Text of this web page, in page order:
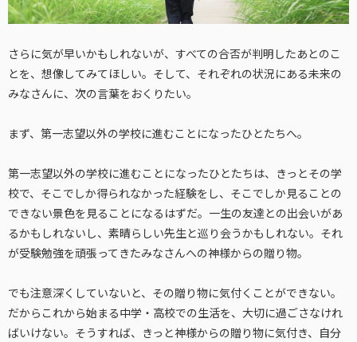
さらに気が早いかもしれないが、すべての合否が判明したあとのこ
とを、想像してみてほしい。そして、それぞれの状況にある未来の
みなさんに、次の言葉をおくりたい。
まず、第一志望以外の学校に進むことになったひとたちへ。
第一志望以外の学校に進むことになったひとたちは、きっとその学
校で、そこでしか得られなかった経験をし、そこでしか見ることの
できない景色を見ることになるはずだ。一生の友達との出会いがあ
るかもしれないし、素晴らしい先生と巡り会うかもしれない。それ
が受験勉強を頑張ってきたみなさんへの神様からの贈り物。
でも注意深くしていないと、その贈り物に気付くことができない。
だからこれから始まる中学・高校での生活を、大切に過ごさなけれ
ばいけない。そうすれば、きっと神様からの贈り物に気付き、自分